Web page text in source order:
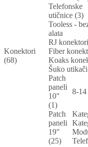
Telefonske
utičnice (3)
Tooless -
alata
Konektori
(68)
RJ
Fiber
Koaks
Šuko
Patch
paneli
10"
(1)
8-
Patch
paneli
19"
(25)